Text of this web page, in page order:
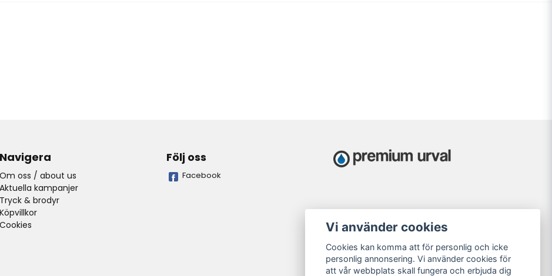
Navigera
Om oss / about us
Aktuella kampanjer
Tryck & brodyr
Köpvillkor
Cookies
Följ oss
Facebook
Vi använder cookies
Cookies kan komma att för personlig och icke
personlig annonsering. Vi använder cookies för
att vår webbplats skall fungera och erbjuda dig